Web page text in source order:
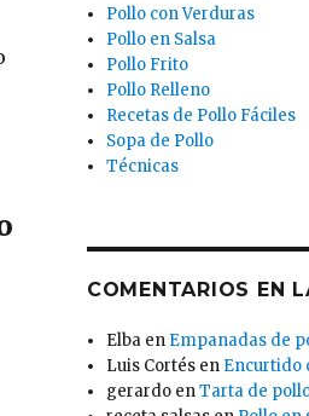
Pollo con Verduras
Pollo en Salsa
Pollo Frito
Pollo Relleno
Recetas de Pollo Fáciles
Sopa de Pollo
Técnicas
COMENTARIOS EN
Elba en Empanadas de
Luis Cortés en Encurtido
gerardo enTarta de